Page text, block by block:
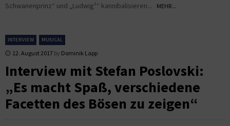
Schwanenprinz“ und „Ludwig²“ kannibalisieren...
MEHR...
INTERVIEW MUSICAL
12. August 2017 by Dominik Lapp
Interview mit Stefan Poslovski:
„Es macht Spaß, verschiedene
Facetten des Bösen zu zeigen“